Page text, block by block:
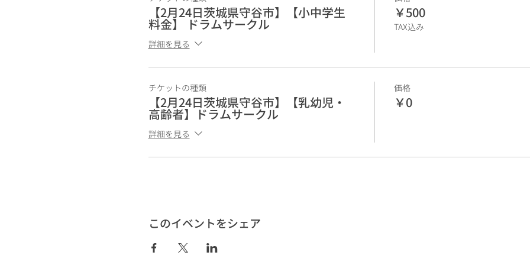
【2月24日茨城県守谷市】【小中学生
料金】 ドラムサークル
詳細を見る
￥500
TAX込み
チケットの種類
【2月24日茨城県守谷市】【乳幼児・
高齢者】ドラムサークル
詳細を見る
価格
￥0
このイベントをシェア